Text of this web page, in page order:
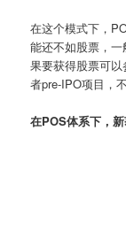
在这个模式下，
能还不如股票，
果要获得股票可
者pre-IPO项目，
在POS体系下，